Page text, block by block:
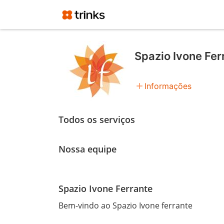
Spazio Ivone
add Informações
Todos os serviços
Nossa equipe
Spazio Ivone Ferrante
Bem-vindo ao Spazio Ivone ferrante